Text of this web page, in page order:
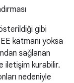
gibi
katmanı yoksa
sağlanan
iletişim kurabilir.
nedeniyle